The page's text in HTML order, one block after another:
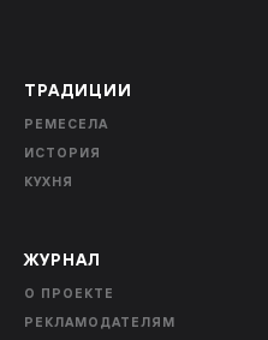
ТРАДИЦИИ
РЕМЕСЕЛА
ИСТОРИЯ
КУХНЯ
ЖУРНАЛ
О ПРОЕКТЕ
РЕКЛАМОДАТЕЛЯМ